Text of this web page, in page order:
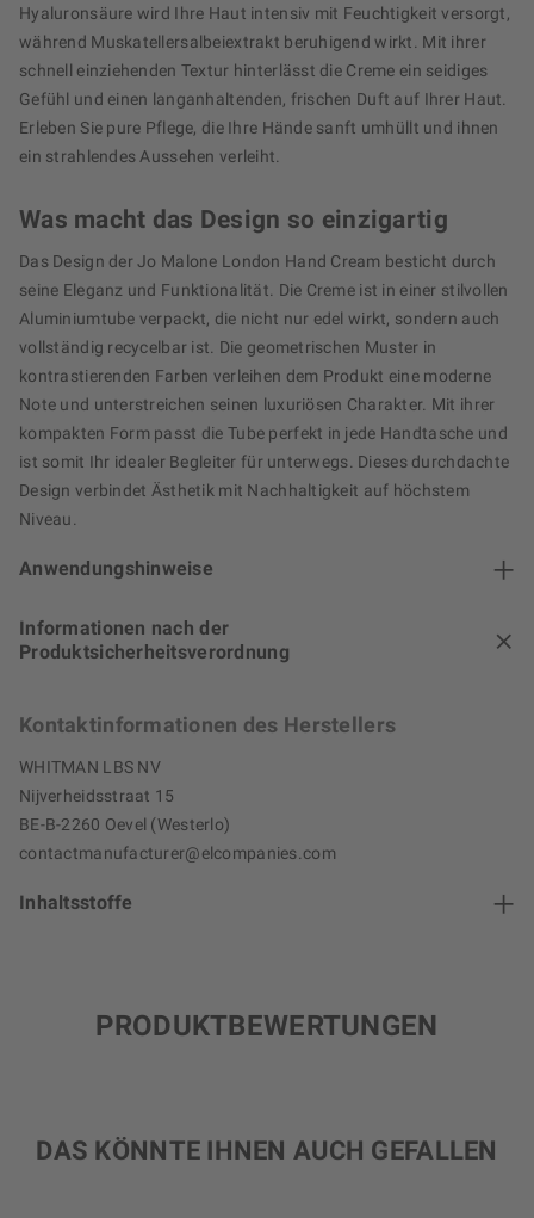
Hyaluronsäure wird Ihre Haut intensiv mit Feuchtigkeit versorgt,
während Muskatellersalbeiextrakt beruhigend wirkt. Mit ihrer
schnell einziehenden Textur hinterlässt die Creme ein seidiges
Gefühl und einen langanhaltenden, frischen Duft auf Ihrer Haut.
Erleben Sie pure Pflege, die Ihre Hände sanft umhüllt und ihnen
ein strahlendes Aussehen verleiht.
Was macht das Design so einzigartig
Das Design der Jo Malone London Hand Cream besticht durch
seine Eleganz und Funktionalität. Die Creme ist in einer stilvollen
Aluminiumtube verpackt, die nicht nur edel wirkt, sondern auch
vollständig recycelbar ist. Die geometrischen Muster in
kontrastierenden Farben verleihen dem Produkt eine moderne
Note und unterstreichen seinen luxuriösen Charakter. Mit ihrer
kompakten Form passt die Tube perfekt in jede Handtasche und
ist somit Ihr idealer Begleiter für unterwegs. Dieses durchdachte
Design verbindet Ästhetik mit Nachhaltigkeit auf höchstem
Niveau.
Anwendungshinweise
Informationen nach der
Produktsicherheitsverordnung
Kontaktinformationen des Herstellers
WHITMAN LBS NV
Nijverheidsstraat 15
BE-B-2260 Oevel (Westerlo)
contactmanufacturer@elcompanies.com
Inhaltsstoffe
PRODUKTBEWERTUNGEN
DAS KÖNNTE IHNEN AUCH GEFALLEN